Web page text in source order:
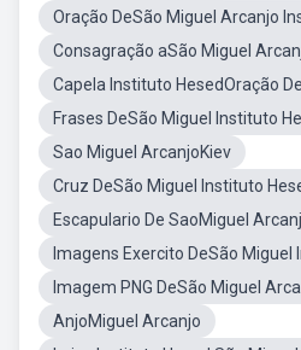
Oração DeSão Miguel Arcanjo
Consagração aSão Miguel
Capela Instituto HesedOração
Frases DeSão Miguel Instituto
Sao Miguel ArcanjoKiev
Cruz DeSão Miguel Instituto
Escapulario De SaoMiguel
Imagens Exercito DeSão Miguel
Imagem PNG DeSão Miguel
AnjoMiguel Arcanjo